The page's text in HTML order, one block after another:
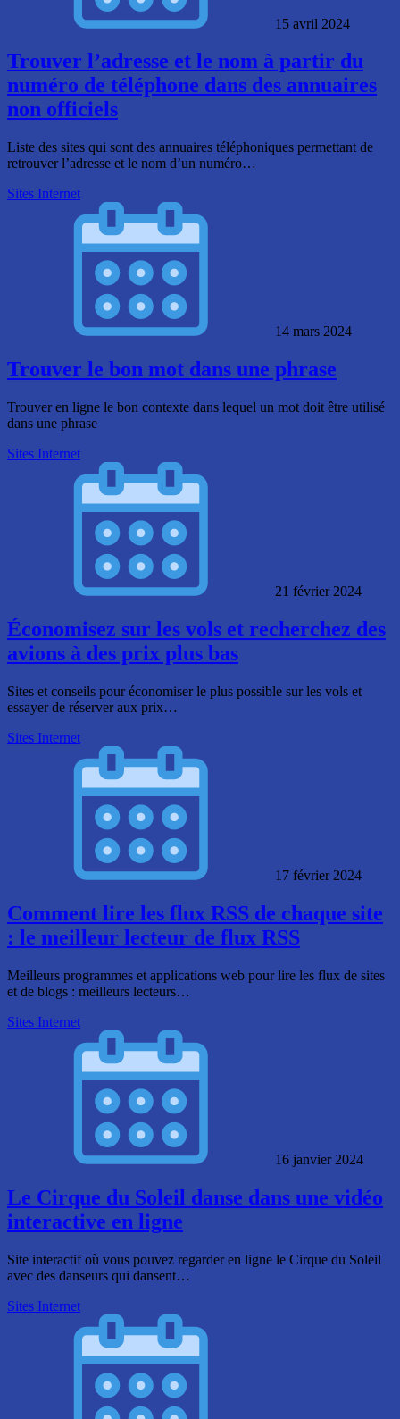
15 avril 2024
Trouver l’adresse et le nom à partir du
numéro de téléphone dans des annuaires
non officiels
Liste des sites qui sont des annuaires téléphoniques permettant de
retrouver l’adresse et le nom d’un numéro…
Sites Internet
14 mars 2024
Trouver le bon mot dans une phrase
Trouver en ligne le bon contexte dans lequel un mot doit être utilisé
dans une phrase
Sites Internet
21 février 2024
Économisez sur les vols et recherchez des
avions à des prix plus bas
Sites et conseils pour économiser le plus possible sur les vols et
essayer de réserver aux prix…
Sites Internet
17 février 2024
Comment lire les flux RSS de chaque site
: le meilleur lecteur de flux RSS
Meilleurs programmes et applications web pour lire les flux de sites
et de blogs : meilleurs lecteurs…
Sites Internet
16 janvier 2024
Le Cirque du Soleil danse dans une vidéo
interactive en ligne
Site interactif où vous pouvez regarder en ligne le Cirque du Soleil
avec des danseurs qui dansent…
Sites Internet